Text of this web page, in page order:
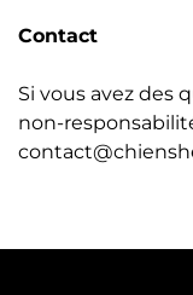
Contact
Si vous avez des
non-